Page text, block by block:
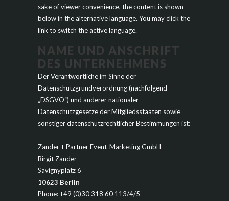
sake of viewer convenience, the content is shown
below in the alternative language. You may click the
link to switch the active language.
NAME UND ANSCHRIFT
DES UNTERNEHMENS
Der Verantwortliche im Sinne der
Datenschutzgrundverordnung (nachfolgend
„DSGVO“) und anderer nationaler
Datenschutzgesetze der Mitgliedsstaaten sowie
sonstiger datenschutzrechtlicher Bestimmungen ist:
Zander + Partner Event-Marketing GmbH
Birgit Zander
Savignyplatz 6
10623 Berlin
Phone: +49 (0)30 318 60 113/4/5